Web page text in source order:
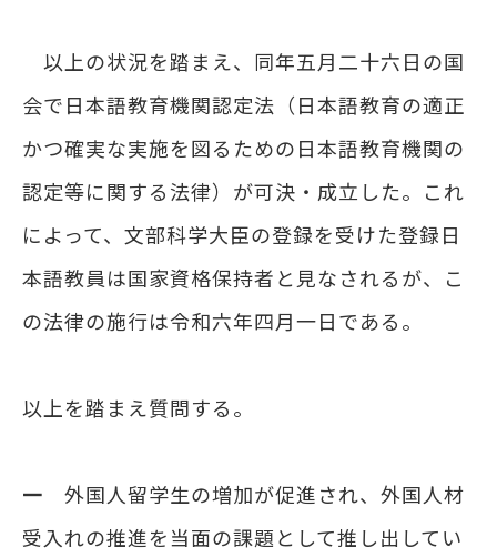
以上の状況を踏まえ、同年五月二十六日の国
会で日本語教育機関認定法（日本語教育の適正
かつ確実な実施を図るための日本語教育機関の
認定等に関する法律）が可決・成立した。これ
によって、文部科学大臣の登録を受けた登録日
本語教員は国家資格保持者と見なされるが、こ
の法律の施行は令和六年四月一日である。
以上を踏まえ質問する。
一 外国人留学生の増加が促進され、外国人材
受入れの推進を当面の課題として推し出してい